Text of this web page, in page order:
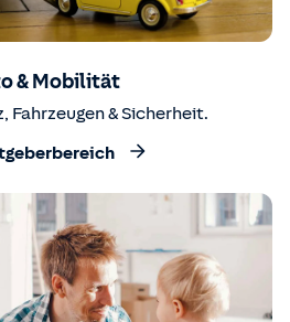
& Mobilität
Fahrzeugen & Sicherheit.